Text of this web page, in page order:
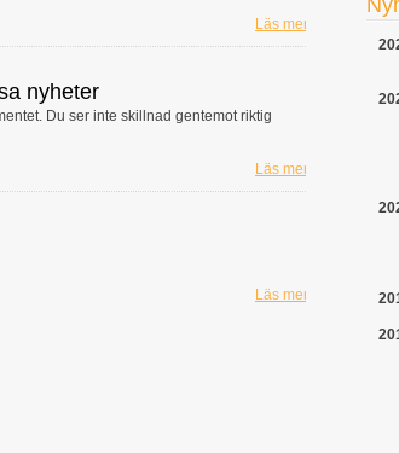
Läs mer...
nyheter
Du ser inte skillnad gentemot riktig
Läs mer...
Läs mer...